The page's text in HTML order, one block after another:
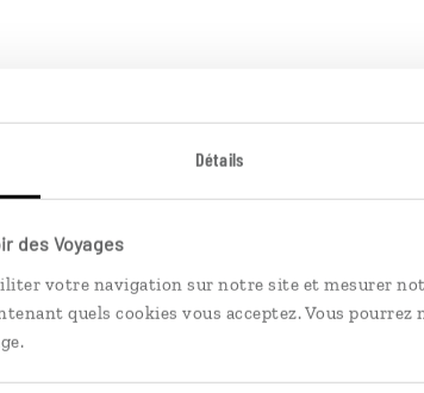
Détails
des Voyages
votre navigation sur notre site et mesurer
quels cookies vous acceptez. Vous
Ouest américain